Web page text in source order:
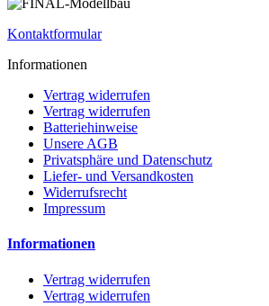
Kontaktformular
Informationen
Vertrag widerrufen
Vertrag widerrufen
Batteriehinweise
Unsere AGB
Privatsphäre und Datenschutz
Liefer- und Versandkosten
Widerrufsrecht
Impressum
Informationen
Vertrag widerrufen
Vertrag widerrufen